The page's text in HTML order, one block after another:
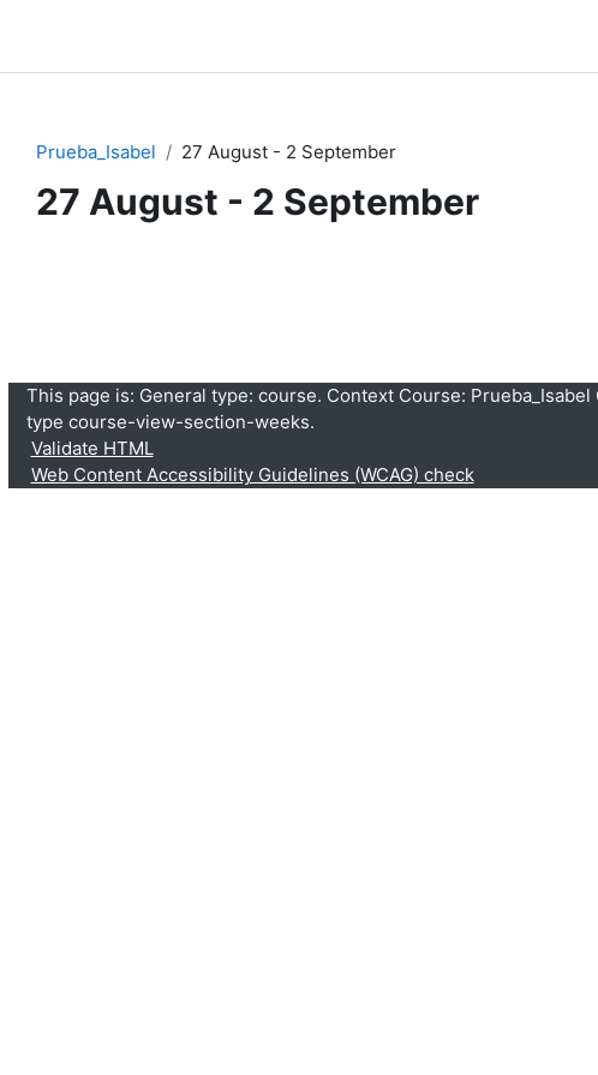
Prueba_Isabel
27 August - 2 September
27 August - 2 September
This page is: General type: course. Context Course:
type course-view-section-weeks.
Validate HTML
Web Content Accessibility Guidelines (WCAG) check